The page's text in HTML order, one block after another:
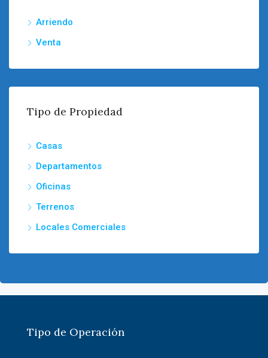
Arriendo
Venta
Tipo de Propiedad
Casas
Departamentos
Oficinas
Terrenos
Locales Comerciales
Tipo de Operación